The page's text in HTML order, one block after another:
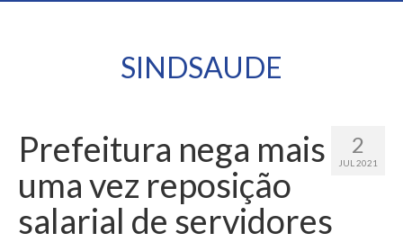
SINDSAUDE
2
JUL 2021
Prefeitura nega mais
uma vez reposição
salarial de servidores